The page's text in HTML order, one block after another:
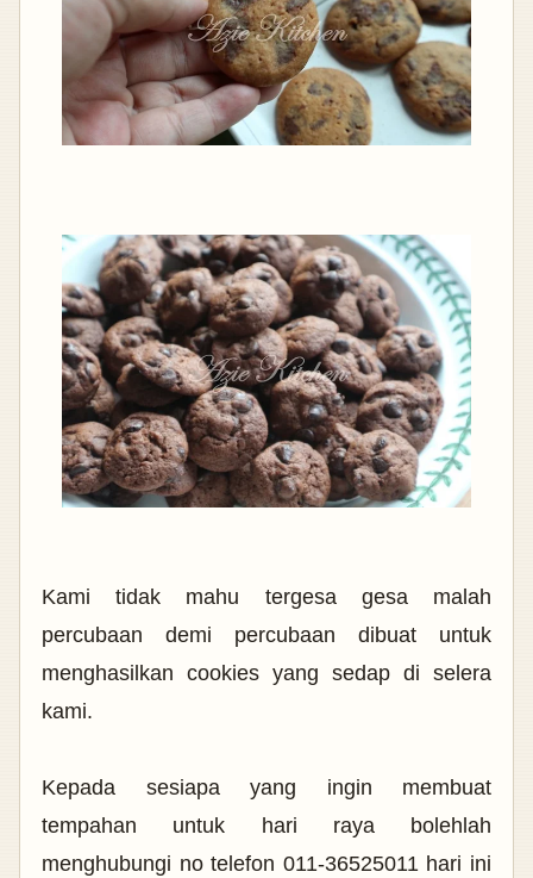
Kami tidak mahu tergesa gesa malah
percubaan demi percubaan dibuat untuk
menghasilkan cookies yang sedap di selera
kami.
Kepada sesiapa yang ingin membuat
tempahan untuk hari raya bolehlah
menghubungi no telefon 011-36525011 hari ini